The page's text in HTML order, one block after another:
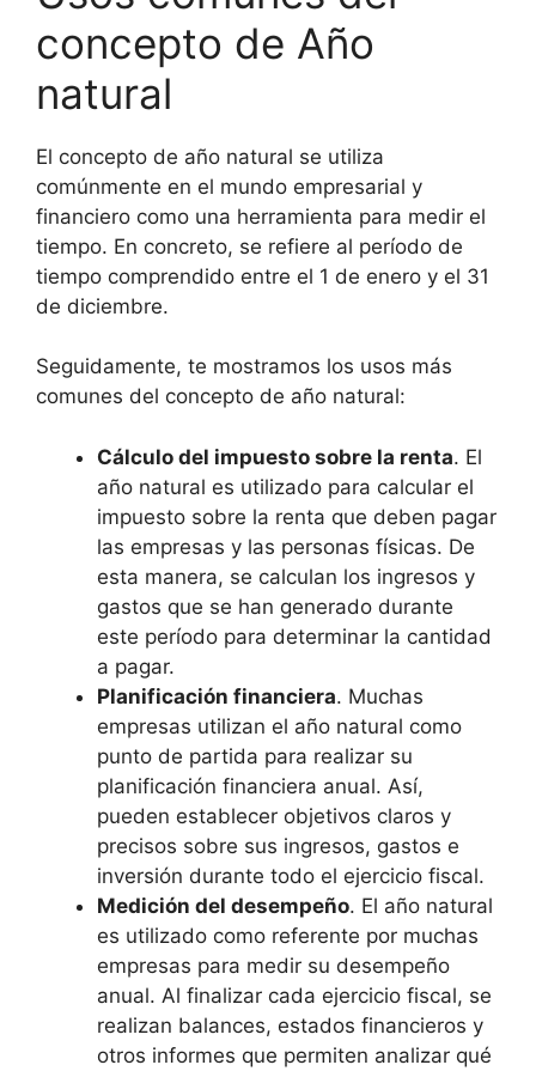
concepto de Año
natural
El concepto de año natural se utiliza
comúnmente en el mundo empresarial y
financiero como una herramienta para medir el
tiempo. En concreto, se refiere al período de
tiempo comprendido entre el 1 de enero y el 31
de diciembre.
Seguidamente, te mostramos los usos más
comunes del concepto de año natural:
Cálculo del impuesto sobre la renta. El
año natural es utilizado para calcular el
impuesto sobre la renta que deben pagar
las empresas y las personas físicas. De
esta manera, se calculan los ingresos y
gastos que se han generado durante
este período para determinar la cantidad
a pagar.
Planificación financiera. Muchas
empresas utilizan el año natural como
punto de partida para realizar su
planificación financiera anual. Así,
pueden establecer objetivos claros y
precisos sobre sus ingresos, gastos e
inversión durante todo el ejercicio fiscal.
Medición del desempeño. El año natural
es utilizado como referente por muchas
empresas para medir su desempeño
anual. Al finalizar cada ejercicio fiscal, se
realizan balances, estados financieros y
otros informes que permiten analizar qué